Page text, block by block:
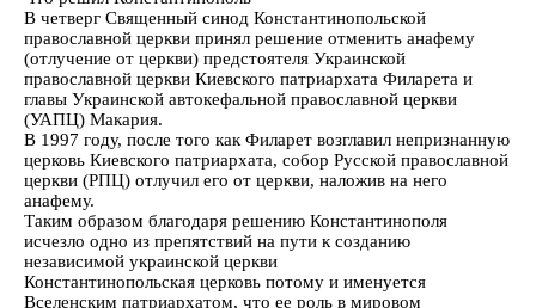
В четверг Священный синод Константинопольской
православной церкви принял решение отменить анафему
(отлучение от церкви) предстоятеля Украинской
православной церкви Киевского патриархата Филарета и
главы Украинской автокефальной православной церкви
(УАПЦ) Макария.
В 1997 году, после того как Филарет возглавил непризнанную
церковь Киевского патриархата, собор Русской православной
церкви (РПЦ) отлучил его от церкви, наложив на него
анафему.
Таким образом благодаря решению Константинополя
исчезло одно из препятствий на пути к созданию
независимой украинской церкви
Константинопольская церковь потому и именуется
Вселенским патриархатом, что ее роль в мировом